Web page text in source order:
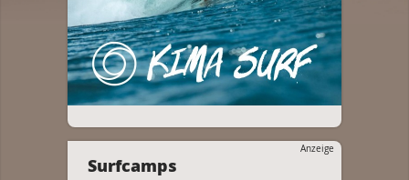
Anzeige
Surfcamps